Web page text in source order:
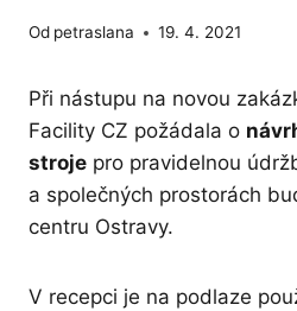
Od petraslana 19. 4. 2021
Při nástupu na novou
Facility CZ požádala o
stroje pro pravidelnou
a společných prostorách
centru Ostravy.
V recepci je na podlaze